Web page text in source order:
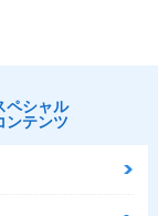
ペシャル
ンテンツ